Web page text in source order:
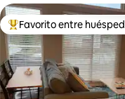
Favorito entre huéspedes
Favorito entre